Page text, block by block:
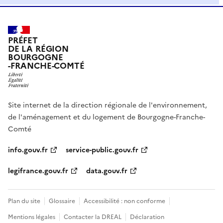
PRÉFET
DE LA RÉGION
BOURGOGNE
-FRANCHE-COMTÉ
Site internet de la direction régionale de l'environnement,
de l'aménagement et du logement de Bourgogne-Franche-
Comté
info.gouv.fr
service-public.gouv.fr
legifrance.gouv.fr
data.gouv.fr
Plan du site Glossaire
Accessibilité : non conforme
Mentions légales
Contacter la DREAL Déclaration